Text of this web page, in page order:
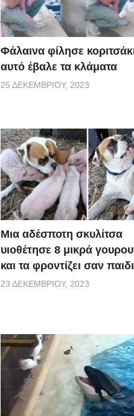
Φάλαινα φίλησε
αυτό έβαλε τα κλάματα
25 ΔΕΚΕΜΒΡΊΟΥ, 2023
Μια αδέσποτη σκυλίτσα
υιοθέτησε 8 μικρά
και τα φροντίζει σαν
23 ΔΕΚΕΜΒΡΊΟΥ, 2023